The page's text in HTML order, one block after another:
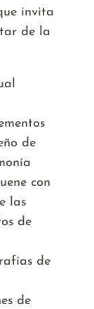
invita
de la
de
con
las
de
de
de